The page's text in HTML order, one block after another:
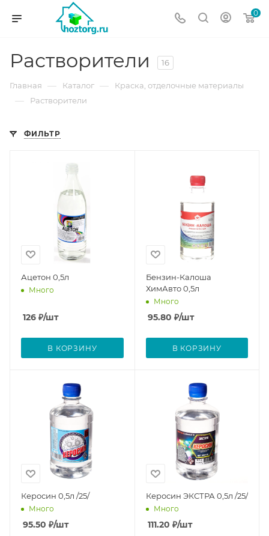
0
Растворители 16
Главная — Каталог — Краска, отделочные материалы
— Растворители
ФИЛЬТР
Ацетон 0,5л
Много
126 ₽/шт
В КОРЗИНУ
Бензин-Калоша
ХимАвто 0,5л
Много
95.80 ₽/шт
В КОРЗИНУ
Керосин 0,5л /25/
Много
95.50 ₽/шт
Керосин ЭКСТРА 0,5л /25/
Много
111.20 ₽/шт